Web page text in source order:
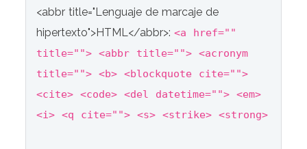
<abbr title="Lenguaje de marcaje de
hipertexto">HTML</abbr>:<a href=""
title=""> <abbr title=""> <acronym
title=""> <b> <blockquote cite="">
<cite> <code> <del datetime=""> <em>
<i> <q cite=""> <s> <strike> <strong>